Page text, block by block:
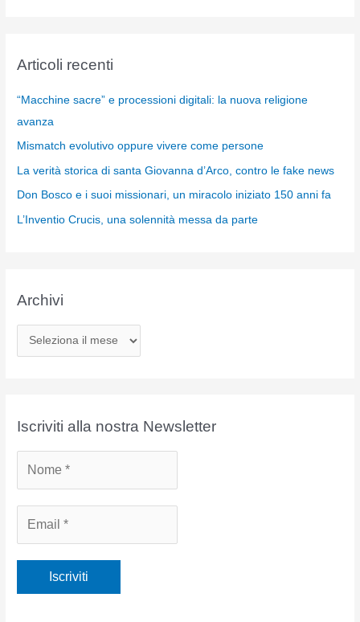
Articoli recenti
“Macchine sacre” e processioni digitali: la nuova religione
avanza
Mismatch evolutivo oppure vivere come persone
La verità storica di santa Giovanna d’Arco, contro le fake news
Don Bosco e i suoi missionari, un miracolo iniziato 150 anni fa
L’Inventio Crucis, una solennità messa da parte
Archivi
r
iIscriviti alla nostra Newsletter